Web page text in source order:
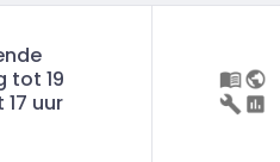
tot 19
uur